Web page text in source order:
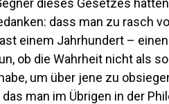
dieses Gesetzes
dass man zu rasch
einem Jahrhundert –
ob die Wahrheit nicht als
um über jene zu
man im Übrigen in der